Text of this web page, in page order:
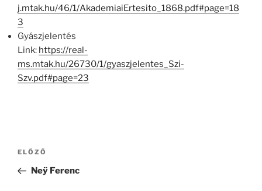
j.mtak.hu/46/1/AkademiaiErtesito_1868.pdf#page=18
3
Gyászjelentés
Link: https://real-
ms.mtak.hu/26730/1/gyaszjelentes_Szi-
Szv.pdf#page=23
Bejegyzés
Korábbi
bejegyzés
ELŐZŐ
Neÿ Ferenc